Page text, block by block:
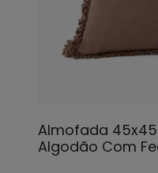
Almofada
Algodão Com